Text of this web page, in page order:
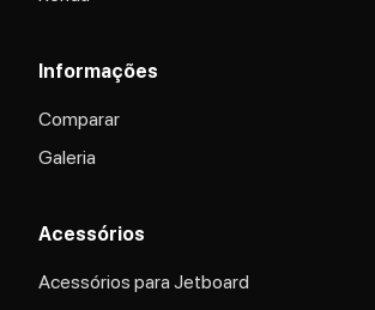
Informações
Comparar
Galeria
Acessórios
Acessórios para Jetboard